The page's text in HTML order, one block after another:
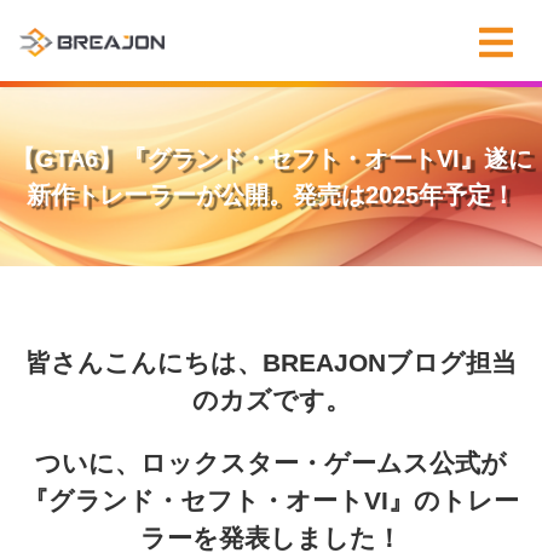
【GTA6】『グランド・セフト・オートVI』遂に
新作トレーラーが公開。発売は2025年予定！
皆さんこんにちは、BREAJONブログ担当
のカズです。
ついに、ロックスター・ゲームス公式が
『グランド・セフト・オートVI』のトレー
ラーを発表しました！